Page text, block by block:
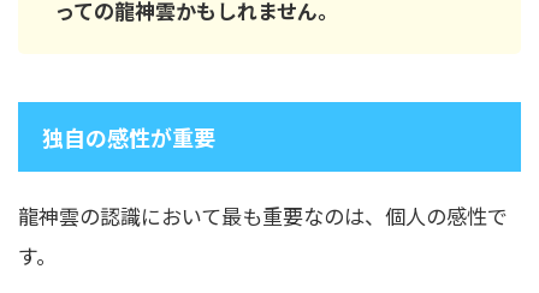
っての龍神雲かもしれません。
独自の感性が重要
龍神雲の認識において最も重要なのは、個人の感性で
す。